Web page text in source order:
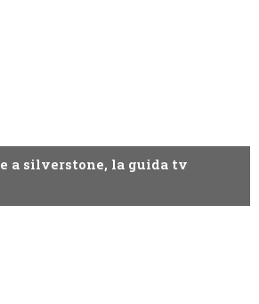
a silverstone, la guida tv